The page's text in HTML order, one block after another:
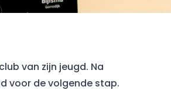
van zijn jeugd. Na
voor de volgende stap.